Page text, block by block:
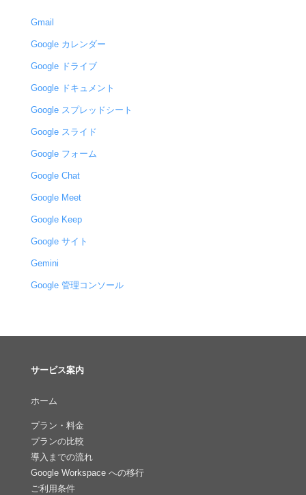
Gmail
Google カレンダー
Google ドライブ
Google ドキュメント
Google スプレッドシート
Google スライド
Google フォーム
Google Chat
Google Meet
Google Keep
Google サイト
Gemini
Google 管理コンソール
サービス案内
ホーム
プラン・料金
プランの比較
導入までの流れ
Google Workspace への移行
ご利用条件